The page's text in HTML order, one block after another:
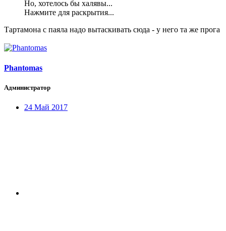
Но, хотелось бы халявы...
Нажмите для раскрытия...
Тартамона с паяла надо вытаскивать сюда - у него та же прога
Phantomas
Администратор
24 Май 2017